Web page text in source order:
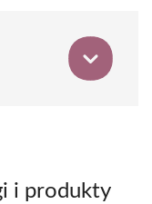
i produkty